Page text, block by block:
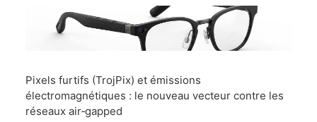
Pixels furtifs (TrojPix) et émissions
électromagnétiques : le nouveau vecteur contre les
réseaux air‑gapped